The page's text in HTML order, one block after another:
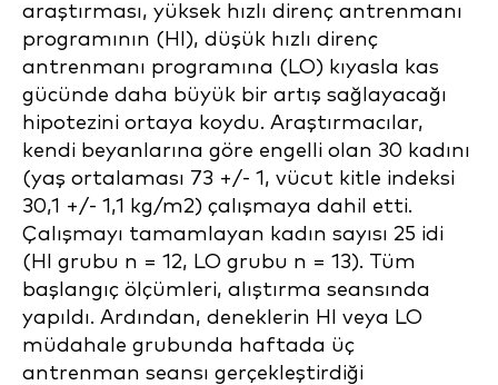
araştırması, yüksek hızlı direnç antrenmanı
programının (HI), düşük hızlı direnç
antrenmanı programına (LO) kıyasla kas
gücünde daha büyük bir artış sağlayacağı
hipotezini ortaya koydu. Araştırmacılar,
kendi beyanlarına göre engelli olan 30 kadını
(yaş ortalaması 73 +/- 1, vücut kitle indeksi
30,1 +/- 1,1 kg/m2) çalışmaya dahil etti.
Çalışmayı tamamlayan kadın sayısı 25 idi
(HI grubu n = 12, LO grubu n = 13). Tüm
başlangıç ölçümleri, alıştırma seansında
yapıldı. Ardından, deneklerin HI veya LO
müdahale grubunda haftada üç
antrenman seansı gerçekleştirdiği